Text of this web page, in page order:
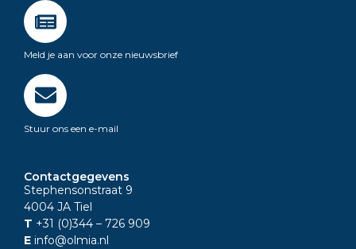
Meld je aan voor onze nieuwsbrief
Stuur ons een e-mail
Contactgegevens
Stephensonstraat 9
4004 JA Tiel
T +31 (0)344 – 726 909
E info@olmia.nl